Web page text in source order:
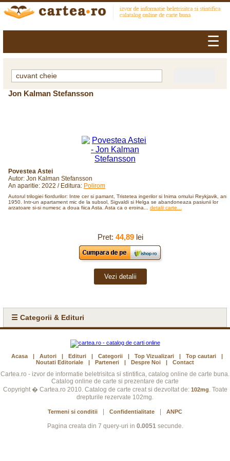
☰
Jon Kalman Stefansson
Povestea Astei
Autor: Jon Kalman Stefansson
An aparitie: 2022 / Editura: Polirom
Autorul trilogiei fiordurilor: Intre cer si pamant, Tristetea ingerilor si Inima omului Reykjavik, anii
1950. Intr-un apartament mic de la subsol, Sigvaldi si Helga se abandoneaza pasiunii lor
arzatoare si-si numesc a doua fiica Asta. Asta ca o eroina... detalii carte...
Pret: 44,89lei
Vezi detalii
☰ Categorii & Edituri
Acasa | Autori | Edituri | Categorii | Top Vizualizari | Top cautari
|
Noutati Editoriale
| Parteneri | Despre Noi | Contact
Cartea.ro - izvor de informatie beletrisitca si stintifica, catalog online de carte buna.
Catalog online de carte si prezentare de carte
Copyright � Cartea.ro 2010. Catalog de carte creat si dezvoltat de: 102mg. Toate
drepturile rezervate 102mg.
Termeni si conditii Confidentialitate ANPC
Pagina creata din 7 query-uri in 0.0051secunde.